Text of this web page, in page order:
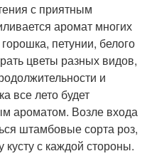
с приятным
аромат многих
петунии, белого
цветы разных видов,
и
все лето будет
ароматом. Возле входа
штамбовые сорта роз,
кусту с каждой стороны.